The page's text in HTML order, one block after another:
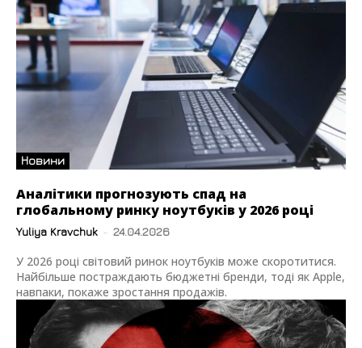
Новини
Аналітики прогнозують спад на
глобальному ринку ноутбуків у 2026 році
Yuliya Kravchuk - 24.04.2026
У 2026 році світовий ринок ноутбуків може скоротитися.
Найбільше постраждають бюджетні бренди, тоді як Apple,
навпаки, покаже зростання продажів.